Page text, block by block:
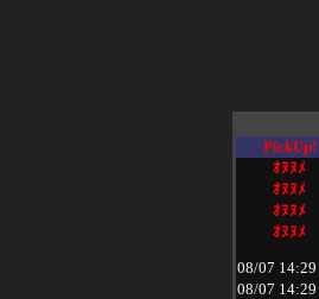
PickUp!
ｵﾇﾇﾒ
ｵﾇﾇﾒ
ｵﾇﾇﾒ
ｵﾇﾇﾒ
08/07 14:29
08/07 14:29